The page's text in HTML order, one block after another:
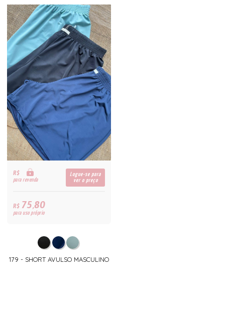
R$
para revenda
Logue-se para
ver o preço
R$75,80
para uso próprio
179 - SHORT AVULSO MASCULINO